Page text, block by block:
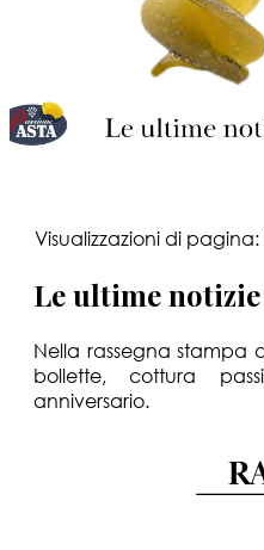
Visualizzazioni di pagina:
Le ultime
Nella rassegna stampa
bollette, cottura
anniversario.